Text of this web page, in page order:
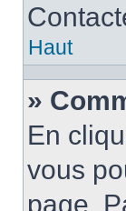
Haut
»
En
vous
page.